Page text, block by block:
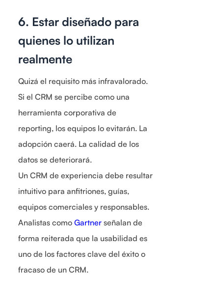
6. Estar diseñado para
quienes lo utilizan
realmente
Quizá el requisito más infravalorado.
Si el CRM se percibe como una
herramienta corporativa de
reporting, los equipos lo evitarán. La
adopción caerá. La calidad de los
datos se deteriorará.
Un CRM de experiencia debe resultar
intuitivo para anfitriones, guías,
equipos comerciales y responsables.
Analistas como Gartner señalan de
forma reiterada que la usabilidad es
uno de los factores clave del éxito o
fracaso de un CRM.